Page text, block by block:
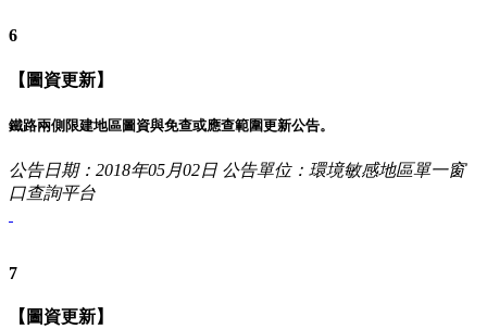
6
【圖資更新】
鐵路兩側限建地區圖資與免查或應查範圍更新公告。
公告日期：2018年05月02日 公告單位：環境敏感地區單一窗
口查詢平台
7
【圖資更新】